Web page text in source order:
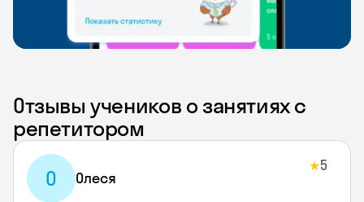
Отзывы учеников о занятиях с
репетитором
О Олеся
★5